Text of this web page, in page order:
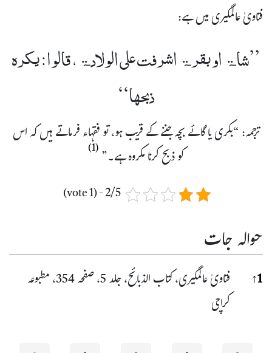
فتاویٰ عالمگیری میں ہے:
’’شاۃ او بقرۃ اشرفت علی الولادۃ، قالوا: یکرہ
ذبحھا‘‘
ترجمہ: “بکری یا گائے بچہ جننے کے قریب ہو، تو فقہاء فرماتے ہیں کہ اس
کو ذبح کرنا مکروہ ہے۔”(1)
2/5 - (1 vote)
حوالہ جات
1
↑ فتاویٰ عالمگیری، کتاب الذبائح، جلد 5، صفحہ 354، مطبوعہ
کراچی